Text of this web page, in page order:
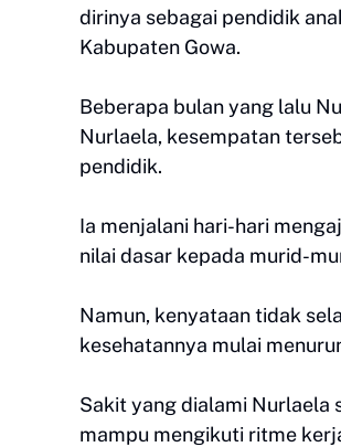
dirinya sebagai pendidik
Kabupaten Gowa.
Beberapa bulan yang lalu
Nurlaela, kesempatan
pendidik.
Ia menjalani hari-hari
nilai dasar kepada murid-
Namun, kenyataan tidak
kesehatannya mulai
Sakit yang dialami Nurlaela
mampu mengikuti ritme